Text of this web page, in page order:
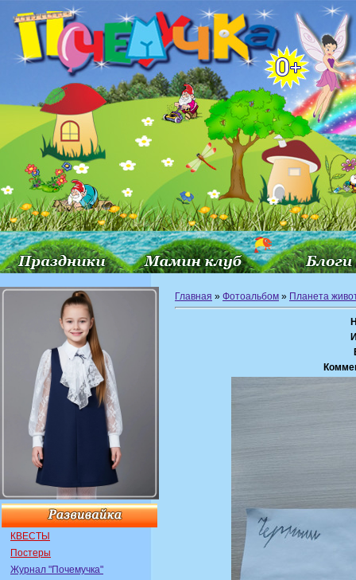
КВЕСТЫ
Постеры
Журнал "Почемучка"
Главная » Фотоальбом » Планета